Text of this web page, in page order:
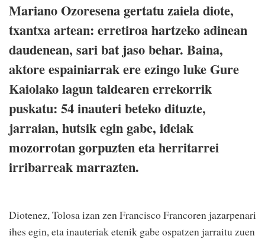
Mariano Ozoresena gertatu zaiela diote,
txantxa artean: erretiroa hartzeko adinean
daudenean, sari bat jaso behar. Baina,
aktore espainiarrak ere ezingo luke Gure
Kaiolako lagun taldearen errekorrik
puskatu: 54 inauteri beteko dituzte,
jarraian, hutsik egin gabe, ideiak
mozorrotan gorpuzten eta herritarrei
irribarreak marrazten.
Diotenez, Tolosa izan zen Francisco Francoren jazarpenari
ihes egin, eta inauteriak etenik gabe ospatzen jarraitu zuen